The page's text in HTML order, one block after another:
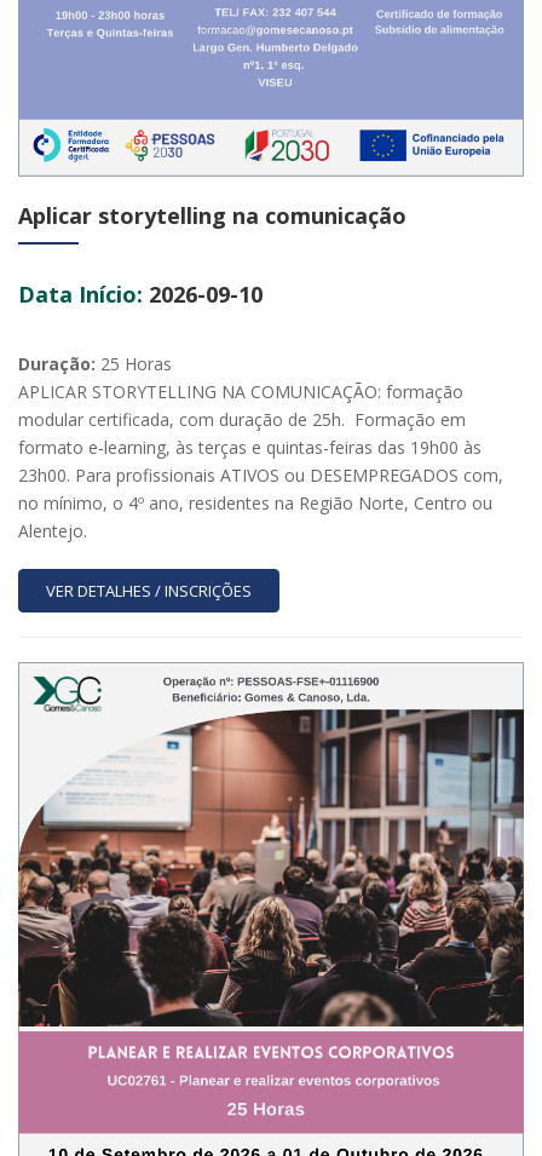
Aplicar storytelling na comunicação
Data Início: 2026-09-10
Duração: 25 Horas
APLICAR STORYTELLING NA COMUNICAÇÃO: formação
modular certificada, com duração de 25h. Formação em
formato e-learning, às terças e quintas-feiras das 19h00 às
23h00. Para profissionais ATIVOS ou DESEMPREGADOS com,
no mínimo, o 4º ano, residentes na Região Norte, Centro ou
Alentejo.
VER DETALHES / INSCRIÇÕES